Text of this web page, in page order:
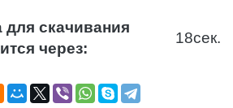
скачивания
через:
17сек.